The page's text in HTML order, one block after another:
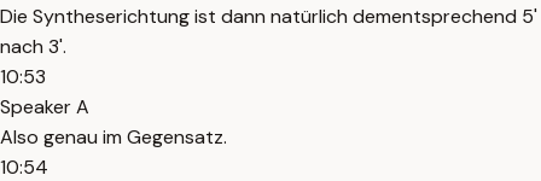
Die Syntheserichtung ist dann natürlich dementsprechend 5'
nach 3'.
10:53
Speaker A
Also genau im Gegensatz.
10:54